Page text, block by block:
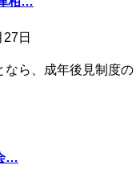
日
…